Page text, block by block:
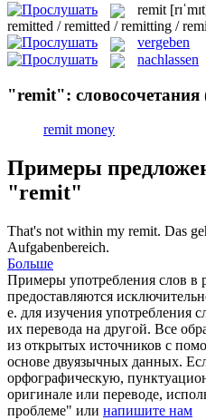
remit
remitted / remitted / remitting /
vergeben
nachlassen
"remit": словосочетания
remit money
Примеры
"remit"
That's not within my remit. Das
Aufgabenbereich.
Больше
Примеры употребления слов в
предоставляются
е. для изучения употребления
их перевода на другой. Все
из открытых источников с
основе двуязычных данных.
орфографическую,
оригинале или переводе,
проблеме" или напишите нам